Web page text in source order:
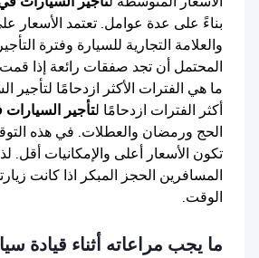
بناءً على عدة عوامل. تعتمد الأسعار
والعلامة التجارية للسيارة وفترة
المحتمل أن تجد صفقات رائعة إذا
ما هي الفترات الأكثر ازدحامًا
أكثر الفترات ازدحامًا لتأجير
الحج ورمضان والعطلات. في هذه
تكون الأسعار أعلى والإمكانيات أقل.
المسافرين الحجز المبكر اذا كانت
الوقت.
ما يجب مراعاته أثناء قيادة